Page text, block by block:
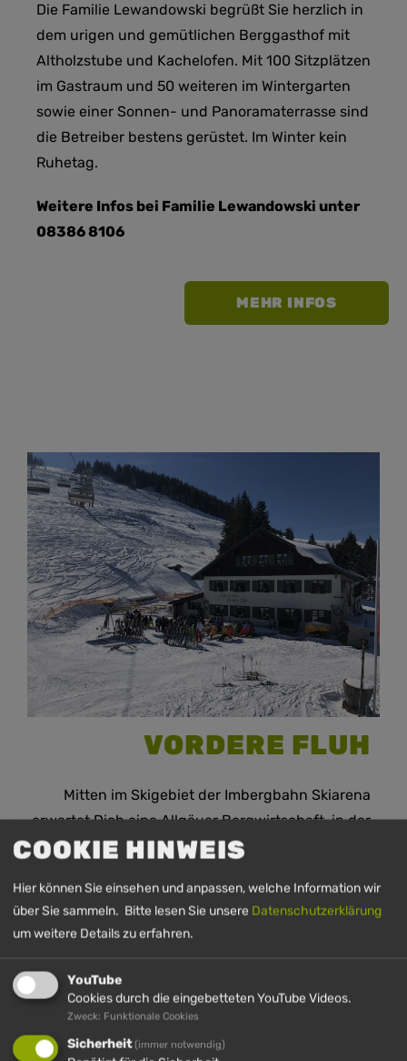
Die Familie Lewandowski begrüßt Sie herzlich in
dem urigen und gemütlichen Berggasthof mit
Altholzstube und Kachelofen. Mit 100 Sitzplätzen
im Gastraum und 50 weiteren im Wintergarten
sowie einer Sonnen- und Panoramaterrasse sind
die Betreiber bestens gerüstet. Im Winter kein
Ruhetag.
Weitere Infos bei Familie Lewandowski unter
08386 8106
MEHR INFOS
VORDERE FLUH
Mitten im Skigebiet der Imbergbahn Skiarena
erwartet Dich eine Allgäuer Bergwirtschaft, in der
Gastfreundlichkeit an erster Stelle steht. Auf der
Skier abschnallen und es Dir in unserer
lassen. Als Übernachtungsgast oder für eine kurze
Auszeit mit Ausblick! Im Winter täglich geöffnet.
Weitere Infos bei Jasmin & Florian unter 08386
COOKIE HINWEIS
Hier können Sie einsehen und anpassen, welche Information wir
über Sie sammeln. Bitte lesen Sie unsere Datenschutzerklärung
um weitere Details zu erfahren.
YouTube
Cookies durch die eingebetteten YouTube Videos.
Zweck: Funktionale Cookies
Sicherheit(immer notwendig)